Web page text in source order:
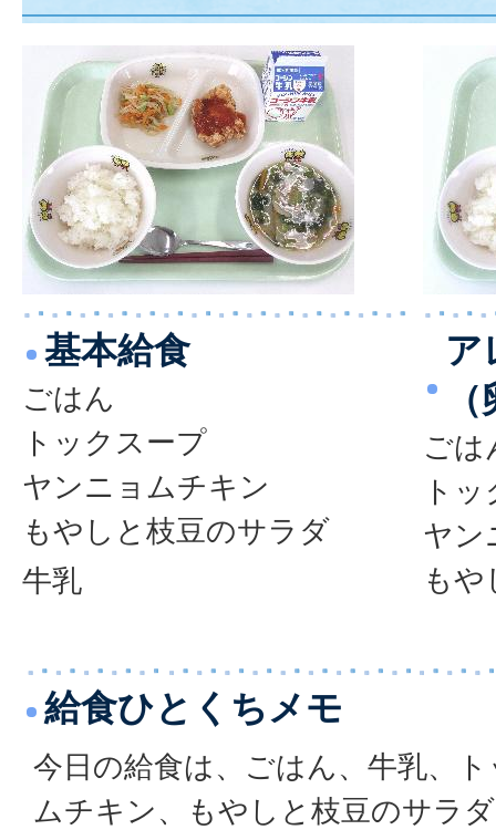
基本給食
ごはん
トックスープ
ヤンニョムチキン
もやしと枝豆のサラダ
牛乳
ア
ごは
ト
ヤン
も
給食ひとくちメモ
今日の給食は、ごはん、牛乳、
ムチキン、もやしと枝豆のサラ